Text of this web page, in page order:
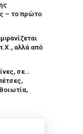
– το πρώτο
αλλά από
σε…